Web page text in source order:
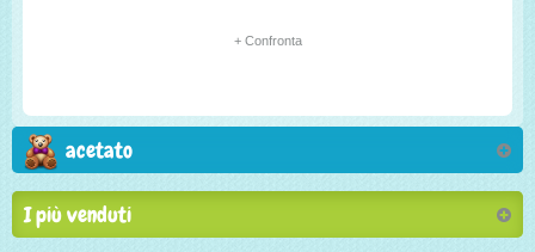
+ Confronta
acetato
I più venduti